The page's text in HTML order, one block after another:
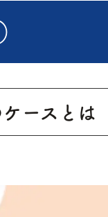
ースとは